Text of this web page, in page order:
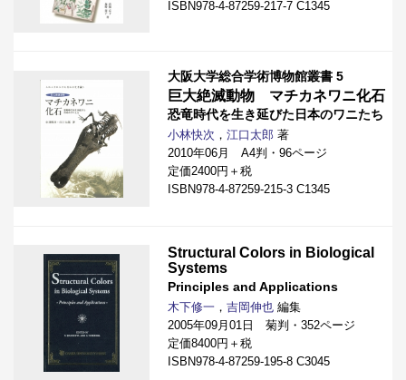
ISBN978-4-87259-217-7 C1345
大阪大学総合学術博物館叢書 5
巨大絶滅動物 マチカネワニ化石
恐竜時代を生き延びた日本のワニたち
小林快次 ， 江口太郎 著
2010年06月 A4判・96ページ
定価2400円＋税
ISBN978-4-87259-215-3 C1345
Structural Colors in Biological
Systems
Principles and Applications
木下修一 ， 吉岡伸也 編集
2005年09月01日 菊判・352ページ
定価8400円＋税
ISBN978-4-87259-195-8 C3045